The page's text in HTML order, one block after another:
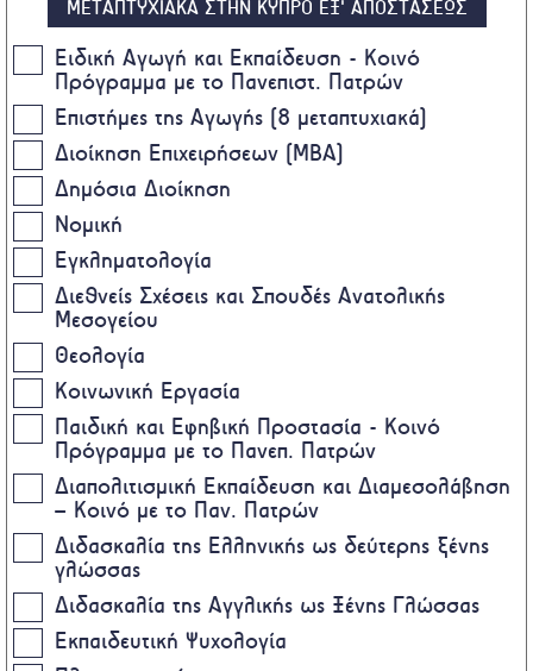
ΜΕΤΑΠΤΥΧΙΑΚΑ ΣΤΗΝ ΚΥΠΡΟ ΕΞ' ΑΠΟΣΤΑΣΕΩΣ
Ειδική Αγωγή και Εκπαίδευση - Κοινό
Πρόγραμμα με το Πανεπιστ. Πατρών
Επιστήμες της Αγωγής (8 μεταπτυχιακά)
Διοίκηση Επιχειρήσεων (MBA)
Δημόσια Διοίκηση
Νομική
Εγκληματολογία
Διεθνείς Σχέσεις και Σπουδές Ανατολικής
Μεσογείου
Θεολογία
Κοινωνική Εργασία
Παιδική και Εφηβική Προστασία - Κοινό
Πρόγραμμα με το Πανεπ. Πατρών
Διαπολιτισμική Εκπαίδευση και Διαμεσολάβηση
– Κοινό με το Παν. Πατρών
Διδασκαλία της Ελληνικής ως δεύτερης ξένης
γλώσσας
Διδασκαλία της Αγγλικής ως Ξένης Γλώσσας
Εκπαιδευτική Ψυχολογία